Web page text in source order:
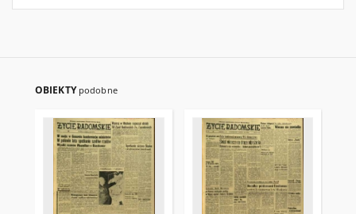
OBIEKTY podobne